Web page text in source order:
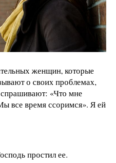
женщин, которые
о своих проблемах,
«Что мне
все время ссоримся». Я ей
простил ее.